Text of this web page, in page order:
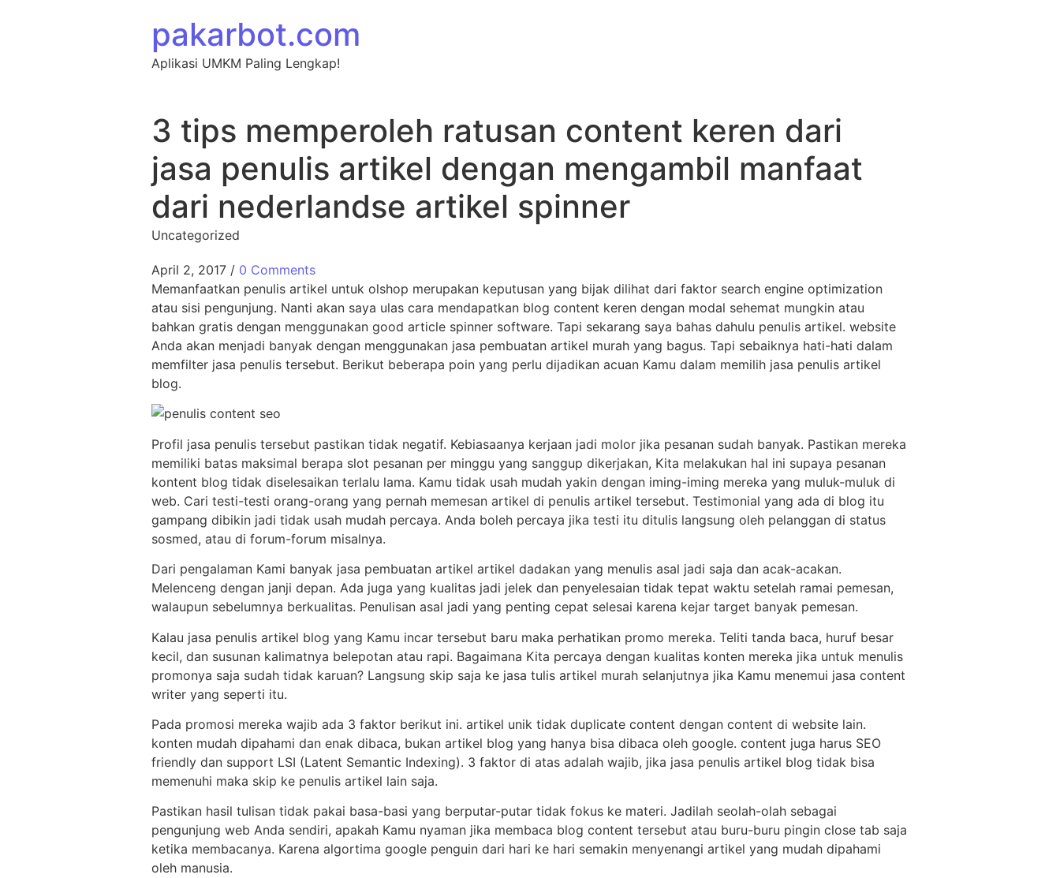
pakarbot.com
Aplikasi UMKM Paling Lengkap!
3 tips memperoleh ratusan content keren dari
jasa penulis artikel dengan mengambil manfaat
dari nederlandse artikel spinner
Uncategorized
April 2, 2017 / 0 Comments
Memanfaatkan penulis artikel untuk olshop merupakan keputusan yang bijak dilihat dari faktor search engine optimization
atau sisi pengunjung. Nanti akan saya ulas cara mendapatkan blog content keren dengan modal sehemat mungkin atau
bahkan gratis dengan menggunakan good article spinner software. Tapi sekarang saya bahas dahulu penulis artikel. website
Anda akan menjadi banyak dengan menggunakan jasa pembuatan artikel murah yang bagus. Tapi sebaiknya hati-hati dalam
memfilter jasa penulis tersebut. Berikut beberapa poin yang perlu dijadikan acuan Kamu dalam memilih jasa penulis artikel
blog.
Profil jasa penulis tersebut pastikan tidak negatif. Kebiasaanya kerjaan jadi molor jika pesanan sudah banyak. Pastikan mereka
memiliki batas maksimal berapa slot pesanan per minggu yang sanggup dikerjakan, Kita melakukan hal ini supaya pesanan
kontent blog tidak diselesaikan terlalu lama. Kamu tidak usah mudah yakin dengan iming-iming mereka yang muluk-muluk di
web. Cari testi-testi orang-orang yang pernah memesan artikel di penulis artikel tersebut. Testimonial yang ada di blog itu
gampang dibikin jadi tidak usah mudah percaya. Anda boleh percaya jika testi itu ditulis langsung oleh pelanggan di status
sosmed, atau di forum-forum misalnya.
Dari pengalaman Kami banyak jasa pembuatan artikel artikel dadakan yang menulis asal jadi saja dan acak-acakan.
Melenceng dengan janji depan. Ada juga yang kualitas jadi jelek dan penyelesaian tidak tepat waktu setelah ramai pemesan,
walaupun sebelumnya berkualitas. Penulisan asal jadi yang penting cepat selesai karena kejar target banyak pemesan.
Kalau jasa penulis artikel blog yang Kamu incar tersebut baru maka perhatikan promo mereka. Teliti tanda baca, huruf besar
kecil, dan susunan kalimatnya belepotan atau rapi. Bagaimana Kita percaya dengan kualitas konten mereka jika untuk menulis
promonya saja sudah tidak karuan? Langsung skip saja ke jasa tulis artikel murah selanjutnya jika Kamu menemui jasa content
writer yang seperti itu.
Pada promosi mereka wajib ada 3 faktor berikut ini. artikel unik tidak duplicate content dengan content di website lain.
konten mudah dipahami dan enak dibaca, bukan artikel blog yang hanya bisa dibaca oleh google. content juga harus SEO
friendly dan support LSI (Latent Semantic Indexing). 3 faktor di atas adalah wajib, jika jasa penulis artikel blog tidak bisa
memenuhi maka skip ke penulis artikel lain saja.
Pastikan hasil tulisan tidak pakai basa-basi yang berputar-putar tidak fokus ke materi. Jadilah seolah-olah sebagai
pengunjung web Anda sendiri, apakah Kamu nyaman jika membaca blog content tersebut atau buru-buru pingin close tab saja
ketika membacanya. Karena algortima google penguin dari hari ke hari semakin menyenangi artikel yang mudah dipahami
oleh manusia.